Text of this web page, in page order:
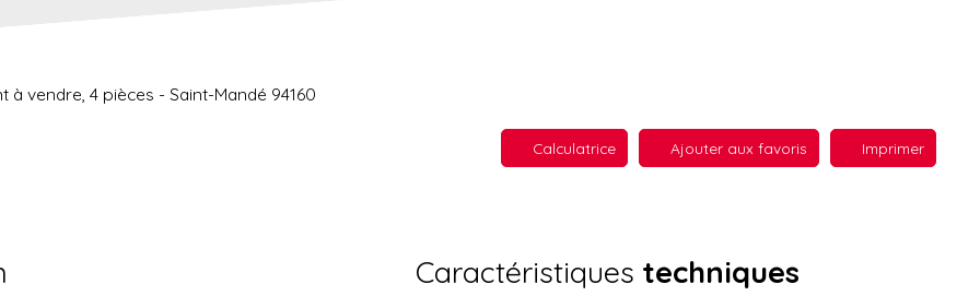
à vendre, 4 pièces - Saint-Mandé 94160
Calculatrice Ajouter aux favoris Imprimer
Caractéristiques techniques